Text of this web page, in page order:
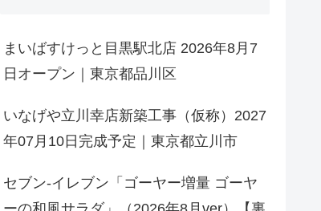
まいばすけっと目黒駅北店 2026年8月7
日オープン｜東京都品川区
いなげや立川幸店新築工事（仮称）2027
年07月10日完成予定｜東京都立川市
セブン-イレブン「ゴーヤー増量 ゴーヤ